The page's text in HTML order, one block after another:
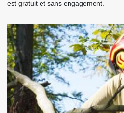
est gratuit et sans engagement.